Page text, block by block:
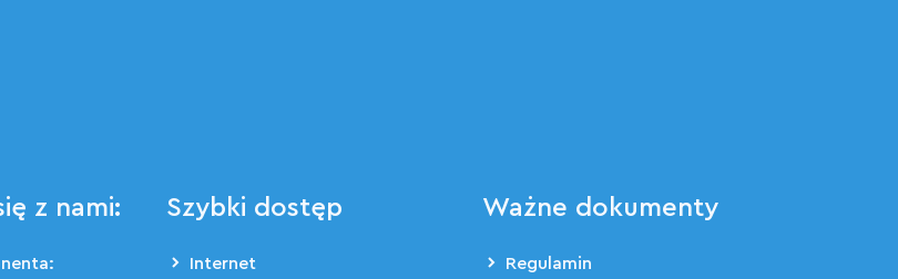
z nami: Szybki dostęp
Internet
Ważne dokumenty
Regulamin